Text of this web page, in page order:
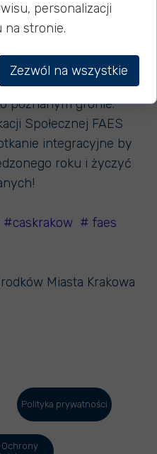
Polityka prywatności
spotkań rodzinnych, to
podsumować mijający
poznanym gronie.
Społecznej FAES
integracyjne by
roku i życzyć
#caskrakow # faes
Miasta Krakowa
personalizacji
na stronie.
Zezwól na wszystkie